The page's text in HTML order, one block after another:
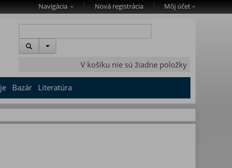
Navigácia Nová registrácia Môj účet
V košíku nie sú žiadne položky
Bazár Literatúra